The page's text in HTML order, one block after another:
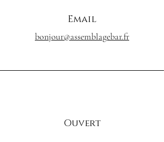
Email
bonjour@assemblagebar.fr
Ouvert